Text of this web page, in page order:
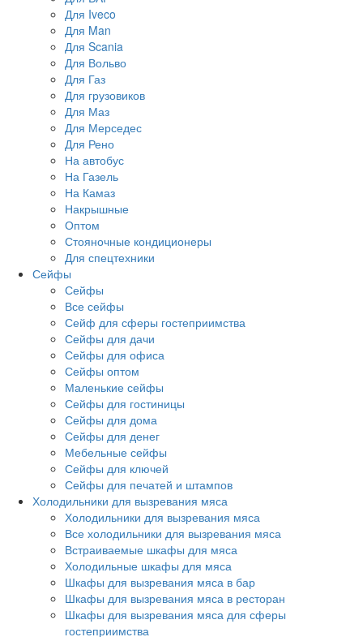
Для Iveco
Для Man
Для Scania
Для Вольво
Для Газ
Для грузовиков
Для Маз
Для Мерседес
Для Рено
На автобус
На Газель
На Камаз
Накрышные
Оптом
Стояночные кондиционеры
Для спецтехники
Сейфы
Сейфы
Все сейфы
Сейф для сферы гостеприимства
Сейфы для дачи
Сейфы для офиса
Сейфы оптом
Маленькие сейфы
Сейфы для гостиницы
Сейфы для дома
Сейфы для денег
Мебельные сейфы
Сейфы для ключей
Сейфы для печатей и штампов
Холодильники для вызревания мяса
Холодильники для вызревания мяса
Все холодильники для вызревания мяса
Встраиваемые шкафы для мяса
Холодильные шкафы для мяса
Шкафы для вызревания мяса в бар
Шкафы для вызревания мяса в ресторан
Шкафы для вызревания мяса для сферы
гостеприимства